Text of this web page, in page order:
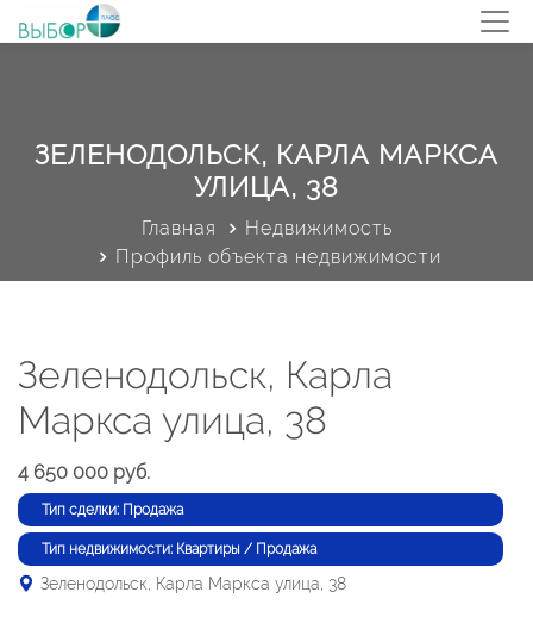
ЗЕЛЕНОДОЛЬСК, КАРЛА МАРКСА
УЛИЦА, 38
Главная
Недвижимость
Профиль объекта недвижимости
Зеленодольск, Карла
Маркса улица, 38
4 650 000 руб.
Тип сделки: Продажа
Тип недвижимости: Квартиры / Продажа
Зеленодольск, Карла Маркса улица, 38